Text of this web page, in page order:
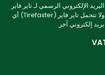
الإلكتروني الرسمي لـ تاير فاير
(Tirefaster): info@tirefaster.com ولا تتحمل تاير فاير (Tirefaster) أي
إلكتروني آخر.